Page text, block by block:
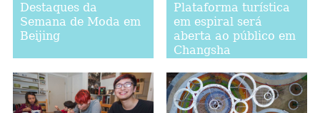
Destaques da
Semana de Moda em
Beijing
Plataforma turística
em espiral será
aberta ao público em
Changsha